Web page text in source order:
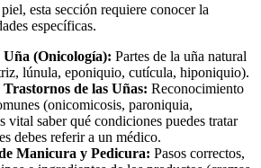
esta sección requiere conocer la
específicas.
(Onicología): Partes de la uña natural
lúnula, eponiquio, cutícula, hiponiquio).
de las Uñas: Reconocimiento
(onicomicosis, paroniquia,
vital saber qué condiciones puedes tratar
debes referir a un médico.
Manicura y Pedicura: Pasos correctos,